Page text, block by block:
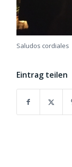
Saludos cordiales
Eintrag teilen